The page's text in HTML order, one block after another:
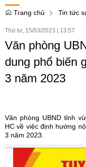
Trang chủ Tin tức
Thứ tư, 15/03/2023 13:57
Văn phòng
dung phổ biến
3 năm 2023
Văn phòng UBND tỉnh
HC về việc định hướng
3 năm 2023.